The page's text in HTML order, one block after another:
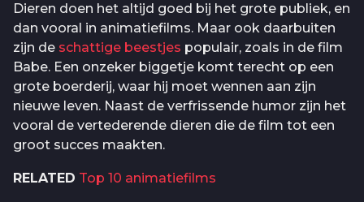
Dieren doen het altijd goed bij het grote publiek, en
dan vooral in animatiefilms. Maar ook daarbuiten
zijn de schattige beestjes populair, zoals in de film
Babe. Een onzeker biggetje komt terecht op een
grote boerderij, waar hij moet wennen aan zijn
nieuwe leven. Naast de verfrissende humor zijn het
vooral de vertederende dieren die de film tot een
groot succes maakten.
RELATED Top 10 animatiefilms